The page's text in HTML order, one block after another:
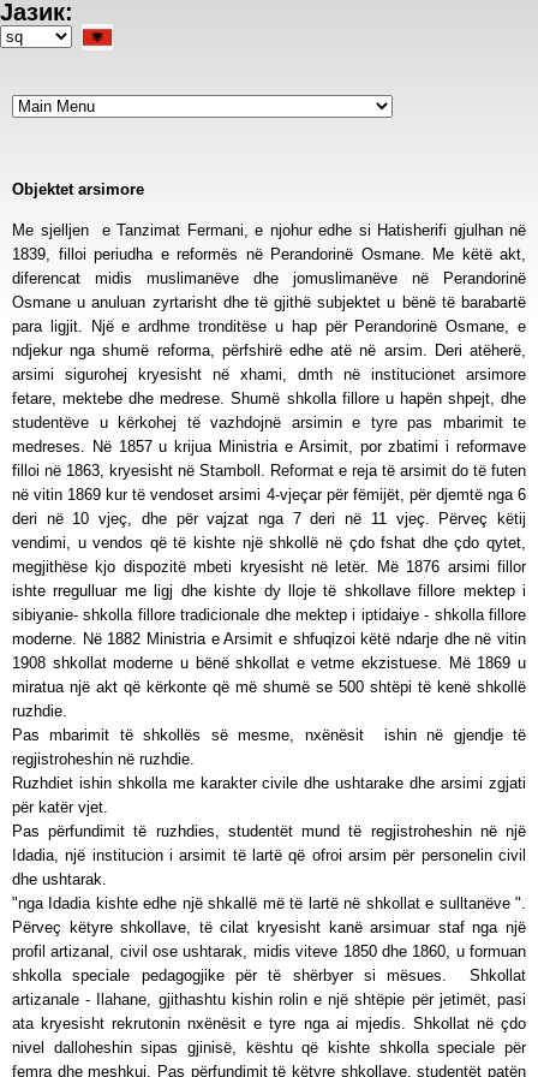
Skip
to
Јазик:
Select
Objektet arsimore
Me sjelljen e Tanzimat Fermani, e njohur edhe si Hatisherifi gjulhan në
1839, filloi periudha e reformës në Perandorinë Osmane. Me këtë akt,
diferencat midis muslimanëve dhe jomuslimanëve në Perandorinë
Osmane u anuluan zyrtarisht dhe të gjithë subjektet u bënë të barabartë
para ligjit. Një e ardhme tronditëse u hap për Perandorinë Osmane, e
ndjekur nga shumë reforma, përfshirë edhe atë në arsim. Deri atëherë,
arsimi sigurohej kryesisht në xhami, dmth në institucionet arsimore
fetare, mektebe dhe medrese. Shumë shkolla fillore u hapën shpejt, dhe
studentëve u kërkohej të vazhdojnë arsimin e tyre pas mbarimit te
medreses. Në 1857 u krijua Ministria e Arsimit, por zbatimi i reformave
filloi në 1863, kryesisht në Stamboll. Reformat e reja të arsimit do të futen
në vitin 1869 kur të vendoset arsimi 4-vjeçar për fëmijët, për djemtë nga 6
deri në 10 vjeç, dhe për vajzat nga 7 deri në 11 vjeç. Përveç këtij
vendimi, u vendos që të kishte një shkollë në çdo fshat dhe çdo qytet,
megjithëse kjo dispozitë mbeti kryesisht në letër. Më 1876 arsimi fillor
ishte rregulluar me ligj dhe kishte dy lloje të shkollave fillore mektep i
sibiyanie- shkolla fillore tradicionale dhe mektep i iptidaiye - shkolla fillore
moderne. Në 1882 Ministria e Arsimit e shfuqizoi këtë ndarje dhe në vitin
1908 shkollat moderne u bënë shkollat e vetme ekzistuese. Më 1869 u
miratua një akt që kërkonte që më shumë se 500 shtëpi të kenë shkollë
ruzhdie.
Pas mbarimit të shkollës së mesme, nxënësit ishin në gjendje të
regjistroheshin në ruzhdie.
Ruzhdiet ishin shkolla me karakter civile dhe ushtarake dhe arsimi zgjati
për katër vjet.
Pas përfundimit të ruzhdies, studentët mund të regjistroheshin në një
Idadia, një institucion i arsimit të lartë që ofroi arsim për personelin civil
dhe ushtarak.
"nga Idadia kishte edhe një shkallë më të lartë në shkollat e sulltanëve ".
Përveç këtyre shkollave, të cilat kryesisht kanë arsimuar staf nga një
profil artizanal, civil ose ushtarak, midis viteve 1850 dhe 1860, u formuan
shkolla speciale pedagogjike për të shërbyer si mësues. Shkollat
artizanale - Ilahane, gjithashtu kishin rolin e një shtëpie për jetimët, pasi
ata kryesisht rekrutonin nxënësit e tyre nga ai mjedis. Shkollat në çdo
nivel dalloheshin sipas gjinisë, kështu që kishte shkolla speciale për
femra dhe meshkuj. Pas përfundimit të këtyre shkollave, studentët patën